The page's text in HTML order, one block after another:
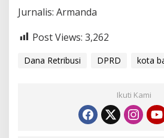
Jurnalis: Armanda
Post Views: 3,262
Dana Retribusi DPRD kota
Ikuti Kami